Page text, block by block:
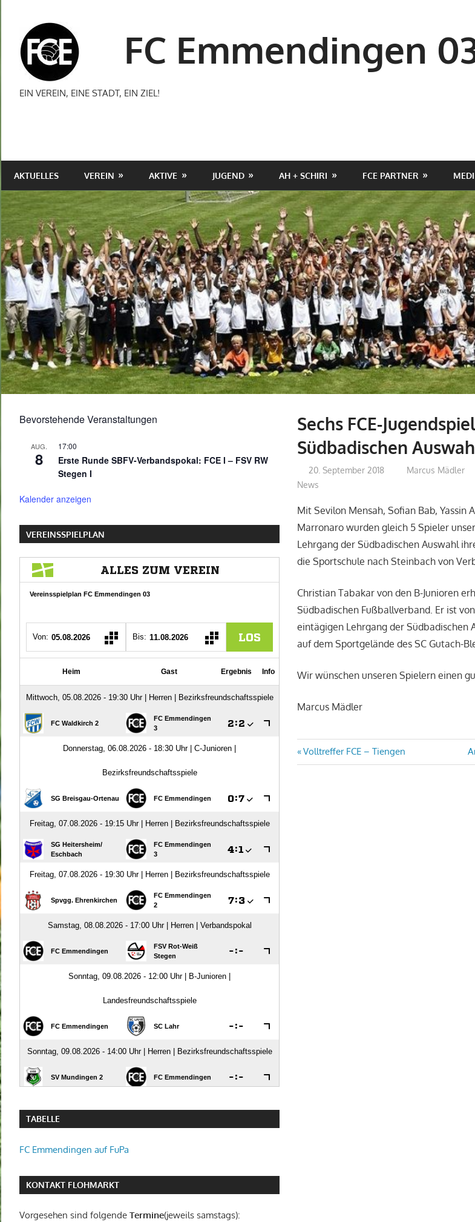
springen
FC Emmendingen
EIN VEREIN, EINE STADT, EIN ZIEL!
AKTUELLES VEREIN AKTIVE JUGEND AH + SCHIRI FCE PARTNER
Sechs FCE-
Südbadischen
20. September 2018 Marcus Mädler
News
Mit Sevilon Mensah, Sofian Bab, Yassin
Marronaro wurden gleich 5 Spieler
Lehrgang der Südbadischen Auswahl
die Sportschule nach Steinbach von
Christian Tabakar von den B-Junioren
Südbadischen Fußballverband. Er ist
eintägigen Lehrgang der Südbadischen
auf dem Sportgelände des SC Gutach-
Wir wünschen unseren Spielern einen
Marcus Mädler
Beitragsnavigation
Vorheriger
Beitrag:
Volltreffer FCE – Tiengen
Bevorstehende Veranstaltungen
AUG.
8
17:00
Erste Runde SBFV-Verbandspokal: FCE I – FSV RW
Stegen I
Kalender anzeigen
VEREINSSPIELPLAN
TABELLE
FC Emmendingen auf FuPa
KONTAKT FLOHMARKT
Vorgesehen sind folgende Termine(jeweils samstags):